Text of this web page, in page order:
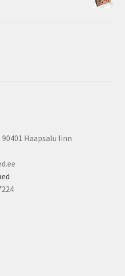
Haapsalu linn